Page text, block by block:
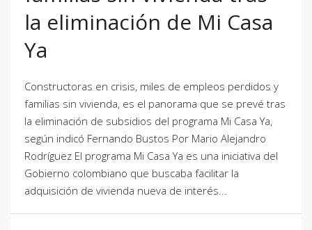
la eliminación de Mi Casa
Ya
Constructoras en crisis, miles de empleos perdidos y
familias sin vivienda, es el panorama que se prevé tras
la eliminación de subsidios del programa Mi Casa Ya,
según indicó Fernando Bustos Por Mario Alejandro
Rodríguez El programa Mi Casa Ya es una iniciativa del
Gobierno colombiano que buscaba facilitar la
adquisición de vivienda nueva de interés...